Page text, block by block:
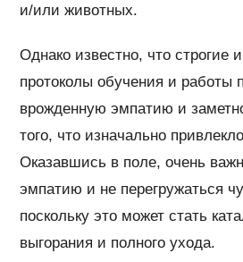
и/или животных.
Однако известно, что строгие
протоколы обучения и работы
врожденную эмпатию и
того, что изначально
Оказавшись в поле, очень
эмпатию и не перегружаться
поскольку это может стать
выгорания и полного ухода.